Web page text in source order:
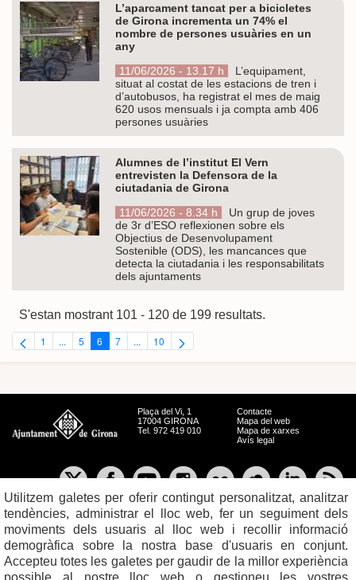
L’aparcament tancat per a bicicletes
de Girona incrementa un 74% el
nombre de persones usuàries en un
any
11/06/2026 - 13.17 h
L’equipament,
situat al costat de les estacions de tren i
d’autobusos, ha registrat el mes de maig
620 usos mensuals i ja compta amb 406
persones usuàries
Alumnes de l’institut El Vern
entrevisten la Defensora de la
ciutadania de Girona
11/06/2026 - 8.34 h
Un grup de joves
de 3r d’ESO reflexionen sobre els
Objectius de Desenvolupament
Sostenible (ODS), les mancances que
detecta la ciutadania i les responsabilitats
dels ajuntaments
S'estan mostrant 101 - 120 de 199 resultats.
Pàgina
1 ...Pàgines intermèdies Utilitzeu TAB per navegar.
Pàgina
5 Pàgina
6 Pàgina
7 ...Pàgines intermèdies Utilitzeu TAB per navegar.
Pàgina
10
Plaça del Vi, 1
17004 GIRONA
Tel. 972 419 010
Contacte
Mapa del web
Mapa de xarxes
Avís legal
Utilitzem galetes per oferir contingut personalitzat, analitzar
tendències, administrar el lloc web, fer un seguiment dels
moviments dels usuaris al lloc web i recollir informació
demogràfica sobre la nostra base d'usuaris en conjunt.
Accepteu totes les galetes per gaudir de la millor experiència
possible al nostre lloc web o gestioneu les vostres